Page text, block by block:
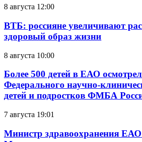
8 августа 12:00
ВТБ: россияне увеличивают
здоровый образ жизни
8 августа 10:00
Более 500 детей в ЕАО
Федерального научно-
детей и подростков ФМБА
7 августа 19:01
Министр здравоохранения ЕАО